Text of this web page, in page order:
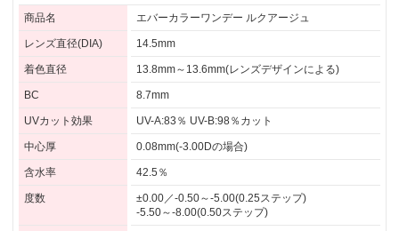
商品名 エバーカラーワンデー ルクアージュ
レンズ直径(DIA) 14.5mm
着色直径 13.8mm～13.6mm(レンズデザインによる)
BC 8.7mm
UVカット効果 UV-A:83％ UV-B:98％カット
中心厚 0.08mm(-3.00Dの場合)
含水率 42.5％
度数
±0.00／-0.50～-5.00(0.25ステップ)
-5.50～-8.00(0.50ステップ)